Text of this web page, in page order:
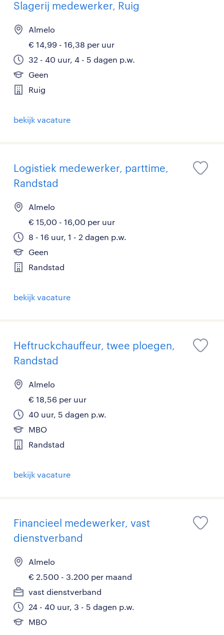
Slagerij medewerker, Ruig
Almelo
€ 14,99 - 16,38 per uur
32 - 40 uur, 4 - 5 dagen p.w.
Geen
Ruig
bekijk vacature
Logistiek medewerker, parttime,
Randstad
Almelo
€ 15,00 - 16,00 per uur
8 - 16 uur, 1 - 2 dagen p.w.
Geen
Randstad
bekijk vacature
Heftruckchauffeur, twee ploegen,
Randstad
Almelo
€ 18,56 per uur
40 uur, 5 dagen p.w.
MBO
Randstad
bekijk vacature
Financieel medewerker, vast
dienstverband
Almelo
€ 2.500 - 3.200 per maand
vast dienstverband
24 - 40 uur, 3 - 5 dagen p.w.
MBO